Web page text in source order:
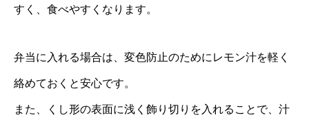
すく、食べやすくなります。
弁当に入れる場合は、変色防止のためにレモン汁を軽く
絡めておくと安心です。
また、くし形の表面に浅く飾り切りを入れることで、汁